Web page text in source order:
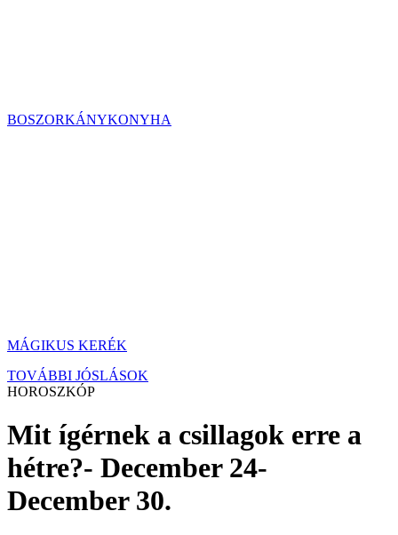
BOSZORKÁNYKONYHA
MÁGIKUS KERÉK
TOVÁBBI JÓSLÁSOK
HOROSZKÓP
Mit ígérnek a csillagok erre a
hétre?- December 24-
December 30.